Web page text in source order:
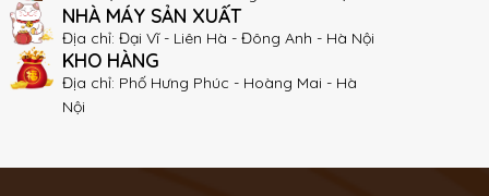
NHÀ MÁY SẢN XUẤT
Địa chỉ: Đại Vĩ - Liên Hà - Đông Anh - Hà Nội
KHO HÀNG
Địa chỉ: Phố Hưng Phúc - Hoàng Mai - Hà
Nội